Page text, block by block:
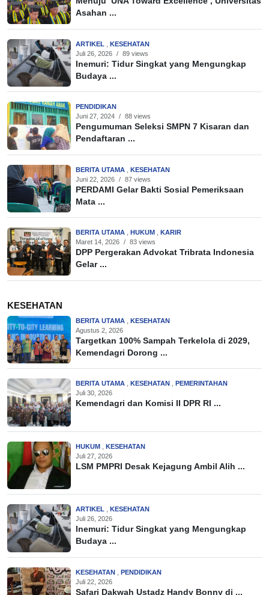
Asahan ...
ARTIKEL
KESEHATAN
Juli 26, 2026 / 89 views
Inemuri: Tidur Singkat yang Mengungkap
Budaya ...
PENDIDIKAN
Juni 27, 2024 / 88 views
Pengumuman Seleksi SMPN 7 Kisaran dan
Pendaftaran ...
BERITA UTAMA
KESEHATAN
Juni 22, 2026 / 87 views
PERDAMI Gelar Bakti Sosial Pemeriksaan
Mata ...
BERITA UTAMA HUKUM
KARIR
Maret 14, 2026 / 83 views
DPP Pergerakan Advokat Tribrata Indonesia
Gelar ...
KESEHATAN
BERITA UTAMA
KESEHATAN
Agustus 2, 2026
Targetkan 100% Sampah Terkelola di 2029,
Kemendagri Dorong ...
BERITA UTAMA KESEHATAN
PEMERINTAHAN
Juli 30, 2026
Kemendagri dan Komisi II DPR RI ...
HUKUM
KESEHATAN
Juli 27, 2026
LSM PMPRI Desak Kejagung Ambil Alih ...
ARTIKEL
KESEHATAN
Juli 26, 2026
Inemuri: Tidur Singkat yang Mengungkap
Budaya ...
KESEHATAN
PENDIDIKAN
Juli 22, 2026
Safari Dakwah Ustadz Handy Bonny di ...